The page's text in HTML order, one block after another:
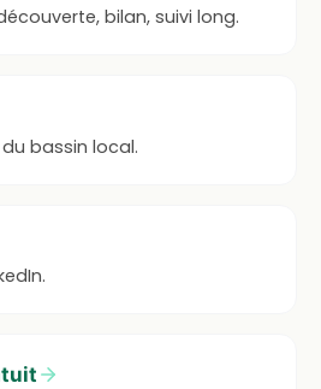
bilan, suivi long.
bassin local.